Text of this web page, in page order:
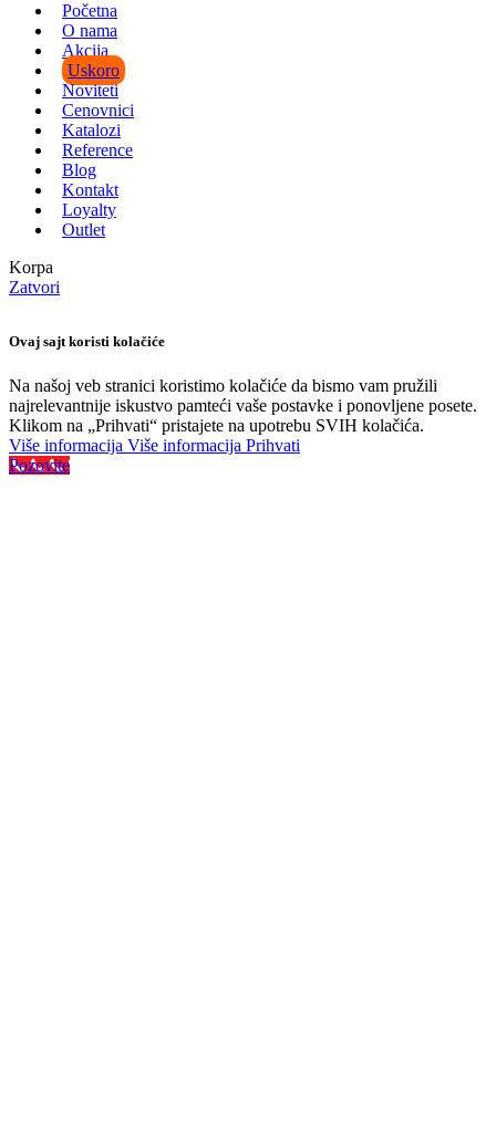
Početna
O nama
Akcija
Uskoro
Noviteti
Cenovnici
Katalozi
Reference
Blog
Kontakt
Loyalty
Outlet
Korpa
Zatvori
Ovaj sajt koristi kolačiće
Na našoj veb stranici koristimo kolačiće da bismo vam pružili
najrelevantnije iskustvo pamteći vaše postavke i ponovljene posete.
Klikom na „Prihvati“ pristajete na upotrebu SVIH kolačića.
Više informacija Više informacija Prihvati
Pozovite